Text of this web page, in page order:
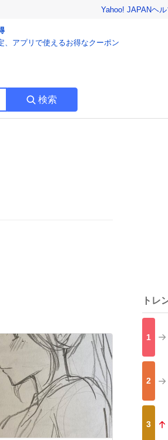
Yahoo! JAPANヘ
、アプリで使えるお得なクーポン
検索
トレ
1
2
3